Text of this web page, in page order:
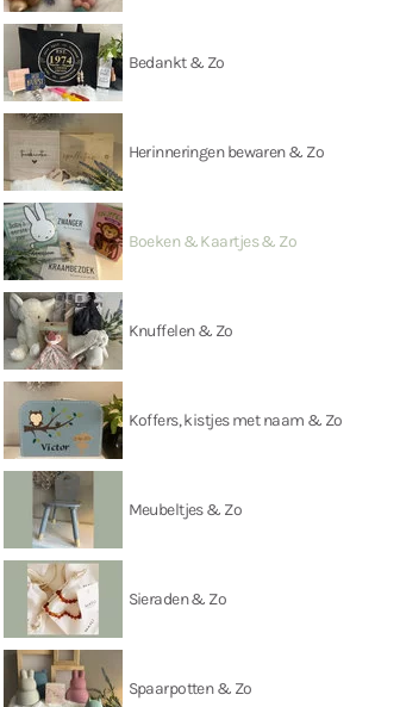
Bedankt & Zo
Herinneringen bewaren & Zo
Boeken & Kaartjes & Zo
Knuffelen & Zo
Koffers, kistjes met naam & Zo
Meubeltjes & Zo
Sieraden & Zo
Spaarpotten & Zo